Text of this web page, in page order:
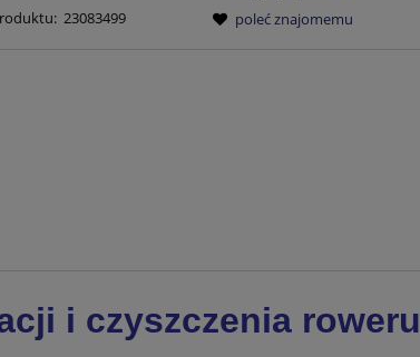
23083499
poleć znajomemu
i czyszczenia roweru